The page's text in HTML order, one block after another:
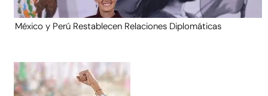
México y Perú Restablecen Relaciones Diplomáticas